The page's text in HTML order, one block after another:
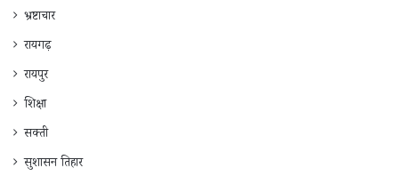
भ्रष्टाचार
रायगढ़
रायपुर
शिक्षा
सक्ती
सुशासन तिहार